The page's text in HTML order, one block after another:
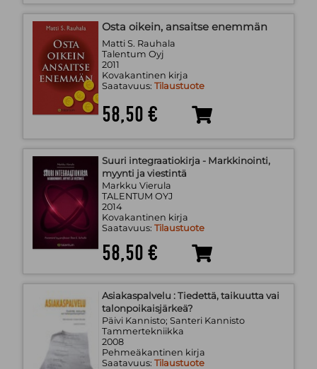
Osta oikein, ansaitse enemmän
Matti S. Rauhala
Talentum Oyj
2011
Kovakantinen kirja
Saatavuus: Tilaustuote
58,50 €
Suuri integraatiokirja - Markkinointi,
myynti ja viestintä
Markku Vierula
TALENTUM OYJ
2014
Kovakantinen kirja
Saatavuus: Tilaustuote
58,50 €
Asiakaspalvelu : Tiedettä, taikuutta vai
talonpoikaisjärkeä?
Päivi Kannisto; Santeri Kannisto
Tammertekniikka
2008
Pehmeäkantinen kirja
Saatavuus: Tilaustuote